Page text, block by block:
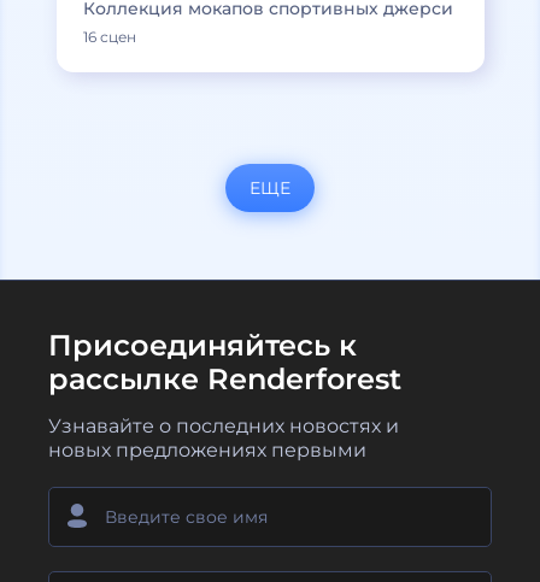
Коллекция мокапов спортивных джерси
16 сцен
ЕЩЕ
Присоединяйтесь к
рассылке Renderforest
Узнавайте о последних новостях и
новых предложениях первыми